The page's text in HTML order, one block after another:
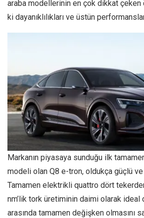
araba modellerinin en çok dikkat
ki dayanıklılıkları ve üstün
Markanın piyasaya sunduğu ilk
modeli olan Q8 e-tron, oldukça güçlü ve
Tamamen elektrikli quattro dört
nm’lik tork üretiminin daimi olarak ideal
arasında tamamen değişken olmasını